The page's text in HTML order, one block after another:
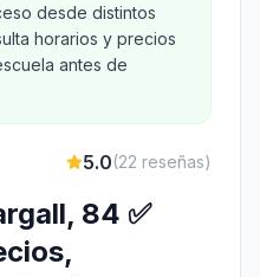
desde distintos
horarios y precios
antes de
5.0(22 reseñas)
84 ✅